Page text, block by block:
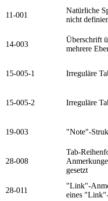
11-001
Natürliche
nicht
14-003
Überschrift
mehrere
15-005-1 Irreguläre
15-005-2 Irreguläre
19-003 "Note"-
28-008
Tab-
gesetzt
28-011
"Link"-
eines